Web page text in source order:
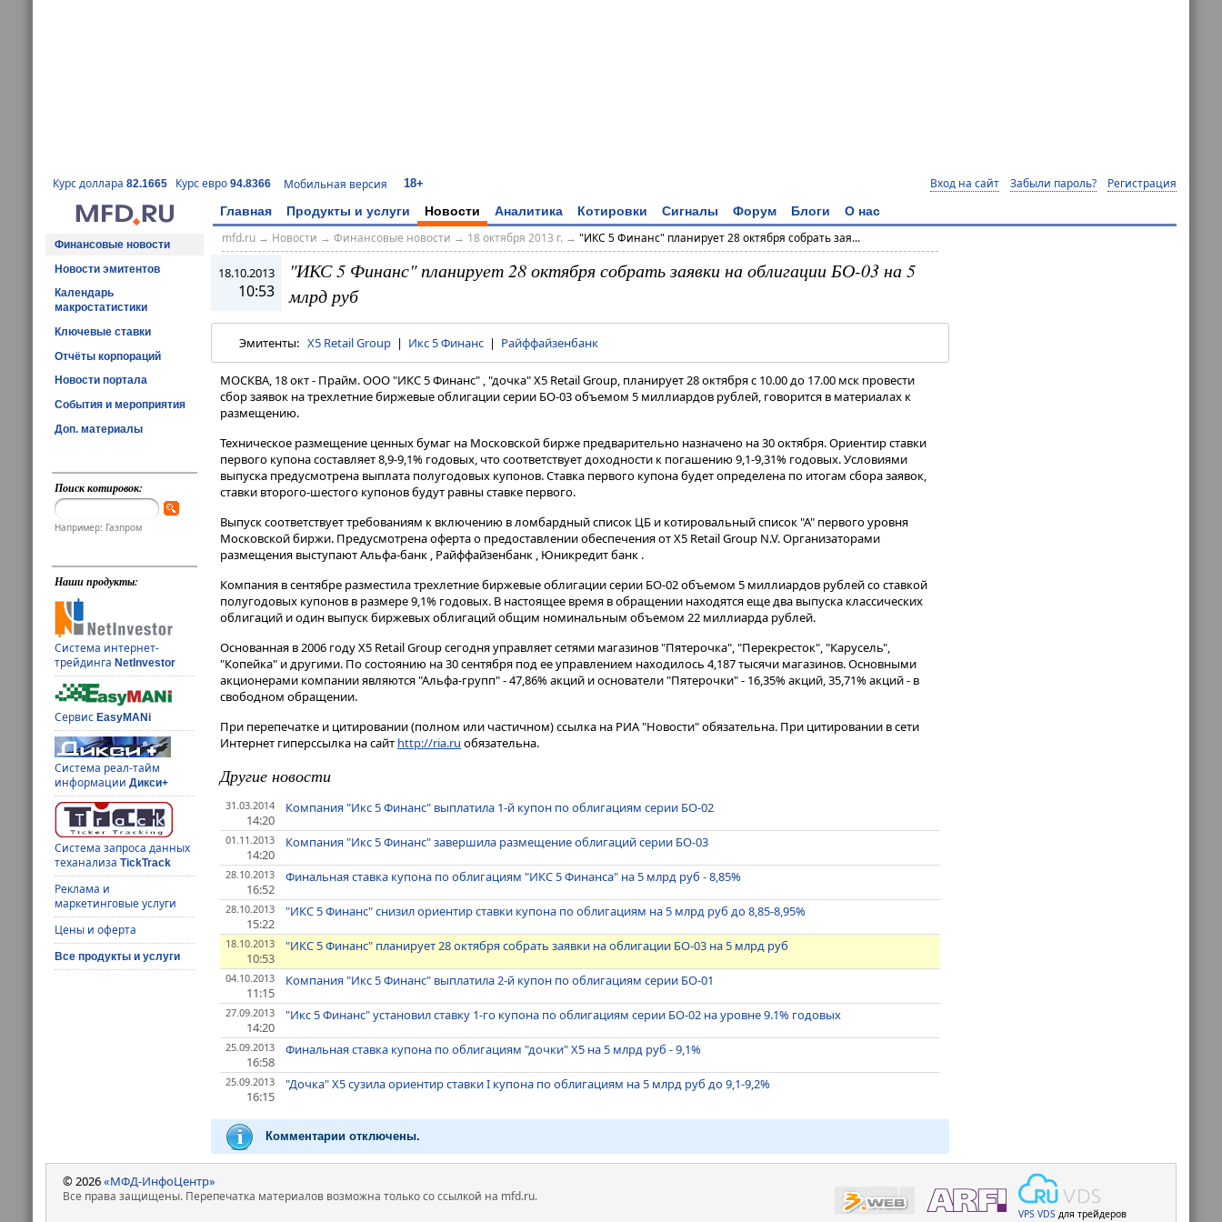
Курс доллара 82.1665 Курс евро 94.8366 Мобильная версия 18+ Вход на сайт Забыли пароль? Регистрация
Главная Продукты и услуги Новости Аналитика Котировки Сигналы Форум Блоги О нас
Финансовые новости
Новости эмитентов
Календарь
макростатистики
Ключевые ставки
Отчёты корпораций
Новости портала
События и мероприятия
Доп. материалы
Поиск котировок:
Например: Газпром
Наши продукты:
Система интернет-
трейдингаNetInvestor
СервисEasyMANi
Система реал-тайм
информацииДикси+
Система запроса данных
теханализаTickTrack
Реклама и
маркетинговые услуги
Цены и оферта
Все продукты и услуги
mfd.ru→ Новости → Финансовые новости → 18 октября 2013 г. → "ИКС 5 Финанс" планирует 28 октября собрать зая...
18.10.2013
10:53
"ИКС 5 Финанс" планирует 28 октября собрать заявки на облигации БО-03 на 5
млрд руб
Эмитенты: X5 Retail Group | Икс 5 Финанс | Райффайзенбанк
МОСКВА, 18 окт - Прайм. ООО "ИКС 5 Финанс" , "дочка" X5 Retail Group, планирует 28 октября с 10.00 до 17.00 мск провести
сбор заявок на трехлетние биржевые облигации серии БО-03 объемом 5 миллиардов рублей, говорится в материалах к
размещению.
Техническое размещение ценных бумаг на Московской бирже предварительно назначено на 30 октября. Ориентир ставки
первого купона составляет 8,9-9,1% годовых, что соответствует доходности к погашению 9,1-9,31% годовых. Условиями
выпуска предусмотрена выплата полугодовых купонов. Ставка первого купона будет определена по итогам сбора заявок,
ставки второго-шестого купонов будут равны ставке первого.
Выпуск соответствует требованиям к включению в ломбардный список ЦБ и котировальный список "А" первого уровня
Московской биржи. Предусмотрена оферта о предоставлении обеспечения от X5 Retail Group N.V. Организаторами
размещения выступают Альфа-банк , Райффайзенбанк , Юникредит банк .
Компания в сентябре разместила трехлетние биржевые облигации серии БО-02 объемом 5 миллиардов рублей со ставкой
полугодовых купонов в размере 9,1% годовых. В настоящее время в обращении находятся еще два выпуска классических
облигаций и один выпуск биржевых облигаций общим номинальным объемом 22 миллиарда рублей.
Основанная в 2006 году X5 Retail Group сегодня управляет сетями магазинов "Пятерочка", "Перекресток", "Карусель",
"Копейка" и другими. По состоянию на 30 сентября под ее управлением находилось 4,187 тысячи магазинов. Основными
акционерами компании являются "Альфа-групп" - 47,86% акций и основатели "Пятерочки" - 16,35% акций, 35,71% акций - в
свободном обращении.
При перепечатке и цитировании (полном или частичном) ссылка на РИА "Новости" обязательна. При цитировании в сети
Интернет гиперссылка на сайт http://ria.ru обязательна.
Другие новости
31.03.2014
14:20
Компания "Икс 5 Финанс" выплатила 1-й купон по облигациям серии БО-02
01.11.2013
14:20
Компания "Икс 5 Финанс" завершила размещение облигаций серии БО-03
28.10.2013
16:52
Финальная ставка купона по облигациям "ИКС 5 Финанса" на 5 млрд руб - 8,85%
28.10.2013
15:22
"ИКС 5 Финанс" снизил ориентир ставки купона по облигациям на 5 млрд руб до 8,85-8,95%
18.10.2013
10:53
"ИКС 5 Финанс" планирует 28 октября собрать заявки на облигации БО-03 на 5 млрд руб
04.10.2013
11:15
Компания "Икс 5 Финанс" выплатила 2-й купон по облигациям серии БО-01
27.09.2013
14:20
"Икс 5 Финанс" установил ставку 1-го купона по облигациям серии БО-02 на уровне 9.1% годовых
25.09.2013
16:58
Финальная ставка купона по облигациям "дочки" X5 на 5 млрд руб - 9,1%
25.09.2013
16:15
"Дочка" X5 сузила ориентир ставки I купона по облигациям на 5 млрд руб до 9,1-9,2%
Комментарии отключены.
© 2026«МФД-ИнфоЦентр»
Все права защищены. Перепечатка материалов возможна только со ссылкой на mfd.ru.
VPS VDS для трейдеров